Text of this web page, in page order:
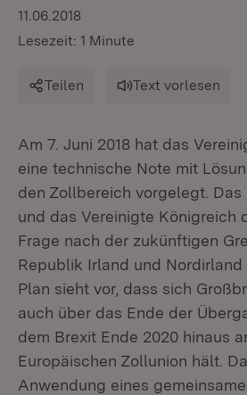
11.06.2018
Lesezeit: 1 Minute
Teilen Text vorlesen
Am 7. Juni 2018 hat das
eine technische Note mit
den Zollbereich vorgelegt. Das
und das Vereinigte Königreich
Frage nach der zukünftigen
Republik Irland und Nordirland
Plan sieht vor, dass sich
auch über das Ende der
dem Brexit Ende 2020 hinaus
Europäischen Zollunion hält.
Anwendung eines